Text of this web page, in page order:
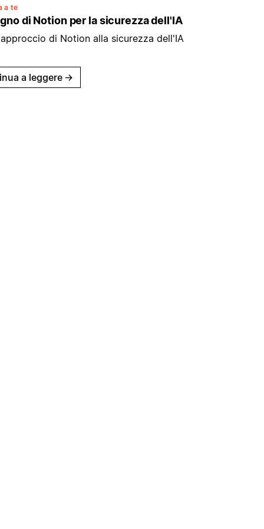
a te
di Notion per la sicurezza dell'IA
di Notion alla sicurezza dell'IA
a leggere →